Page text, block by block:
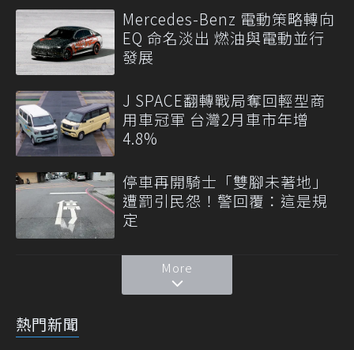
Mercedes-Benz 電動策略轉向
EQ 命名淡出 燃油與電動並行
發展
J SPACE翻轉戰局奪回輕型商
用車冠軍 台灣2月車市年增
4.8%
停車再開騎士「雙腳未著地」
遭罰引民怨！警回覆：這是規
定
More
熱門新聞